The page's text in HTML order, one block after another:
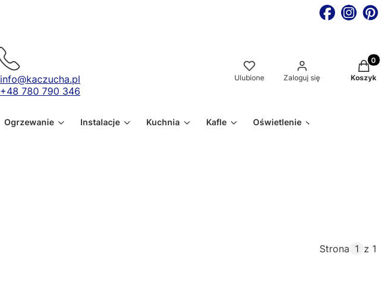
info@kaczucha.pl
+48 780 790 346
Ulubione Zaloguj się Koszyk
Ogrzewanie Instalacje Kuchnia Kafle Oświetlenie
Strona z 1